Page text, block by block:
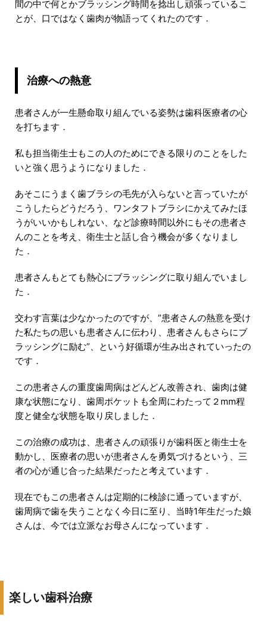
間の中で何とかブラッシング時間を捻出し頑張っているこ
とが、口ではなく歯肉が物語ってくれたのです．
治療への熱意
患者さんが一生懸命取り組んでいる姿勢は歯科医療者の心
を打ちます．
私も担当衛生士もこの人のためにできる限りのことをした
いと強く思うようになりました．
あそこにうまく歯ブラシの毛先が入らないと言っていたが
こうしたらどうだろう、ワンタフトブラシにかえてみたほ
うがいいかもしれない、など診療時間以外にもその患者さ
んのことを考え、衛生士と話し合う機会が多くなりまし
た．
患者さんもとても熱心にブラッシングに取り組んでいまし
た．
交わす言葉は少なかったのですが、”患者さんの熱意を受け
た私たちの思いも患者さんに伝わり、患者さんもさらにブ
ラッシングに励む”、という好循環が生み出されていったの
です．
この患者さんの重度歯周病はどんどん改善され、歯肉は健
康な状態になり、歯周ポケットも全周にわたって２mm程
度と健全な状態を取り戻しました．
この治療の成功は、患者さんの頑張りが歯科医と衛生士を
動かし、医療者の思いが患者さんを勇気づけるという、三
者の心が通じ合った結果だったと考えています．
現在でもこの患者さんは定期的に検診に通っていますが、
歯周病で歯を失うことなく今日に至り、当時1年生だった娘
さんは、今では立派なお母さんになっています．
楽しい歯科治療